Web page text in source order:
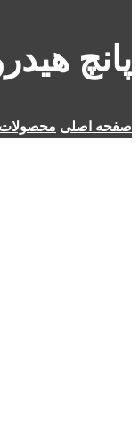
پانچ
صفحه اصلی محصولات